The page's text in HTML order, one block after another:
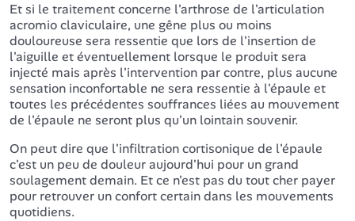
Et si le traitement concerne l'arthrose de l'articulation
acromio claviculaire, une gêne plus ou moins
douloureuse sera ressentie que lors de l'insertion de
l'aiguille et éventuellement lorsque le produit sera
injecté mais après l'intervention par contre, plus aucune
sensation inconfortable ne sera ressentie à l'épaule et
toutes les précédentes souffrances liées au mouvement
de l'épaule ne seront plus qu'un lointain souvenir.
On peut dire que l'infiltration cortisonique de l'épaule
c'est un peu de douleur aujourd'hui pour un grand
soulagement demain. Et ce n'est pas du tout cher payer
pour retrouver un confort certain dans les mouvements
quotidiens.